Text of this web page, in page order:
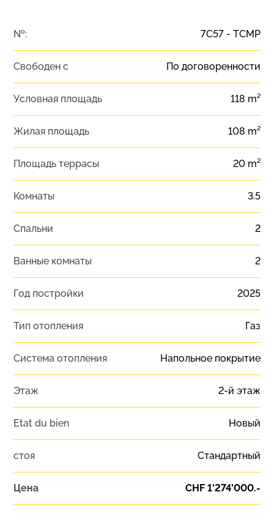
№: 7C57 - TCMP
Свободен с По договоренности
Условная площадь 118 m²
Жилая площадь 108 m²
Площадь террасы 20 m²
Комнаты 3.5
Спальни 2
Ванные комнаты 2
Год постройки 2025
Тип отопления Газ
Система отопления Напольное покрытие
Этаж 2-й этаж
Etat du bien Новый
стоя Стандартный
Цена CHF 1'274'000.-